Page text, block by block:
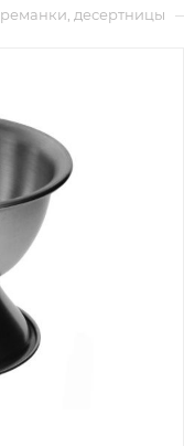
десертницы